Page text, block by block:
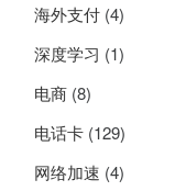
海外支付 (4)
深度学习 (1)
电商 (8)
电话卡 (129)
网络加速 (4)